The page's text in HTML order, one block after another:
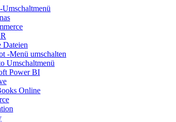
-Umschaltmenü
Dateien
-Menü umschalten
Umschaltmenü
Power BI
Online